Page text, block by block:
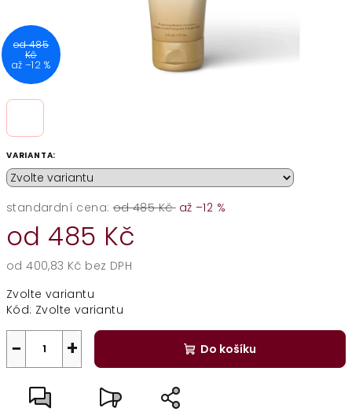
VARIANTA:
standardní cena: od 485 Kč až –12 %
od 485 Kč
od400,83 Kč bez DPH
cena:
Zvolte variantu
Kód: Zvolte variantu
+
− Do košíku
od 485
Kč
až –12 %